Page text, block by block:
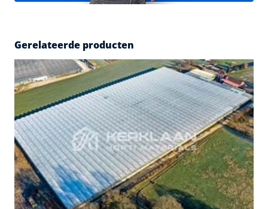
Gerelateerde producten